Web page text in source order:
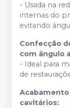
- Usada na
internas do
evitando
Confecção
com ângulo
- Ideal para
de
cavitários: